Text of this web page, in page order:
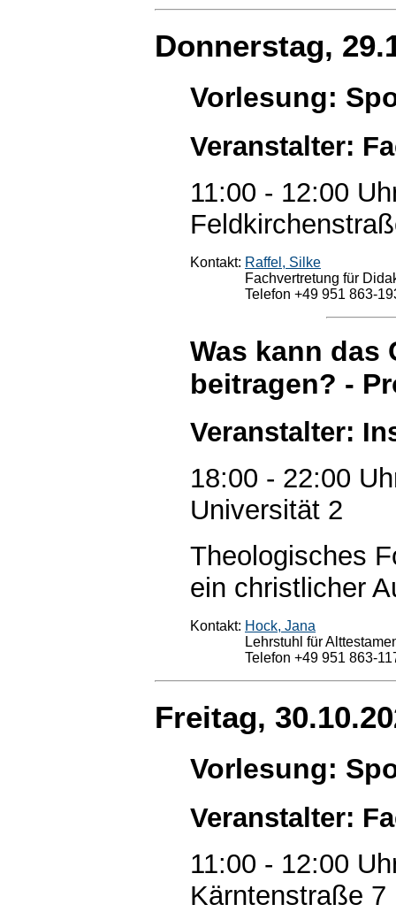
Donnerstag,
Vorlesung:
Veranstalter:
11:00 - 12:00
Kontakt: Raffel, Silke
Fachvertretung für
Telefon +49 951 863-
Was kann das
beitragen? -
Veranstalter:
18:00 - 22:00
Universität 2
Theologisches
ein christlicher
Kontakt: Hock, Jana
Lehrstuhl für
Telefon +49 951 863-
Freitag,
Vorlesung:
Veranstalter:
11:00 - 12:00
Kärntenstraße 7